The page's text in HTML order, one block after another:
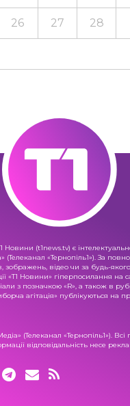
26 27 28
Новини (t1news.tv) є
(Телеканал «Тернопіль1»). За
зображень, відео чи за будь-
«Т1 Новини» гіперпосилання на
з позначкою «R», а також в
агітація» публікуються на
(Телеканал «Тернопіль1»).
відповідальність несе